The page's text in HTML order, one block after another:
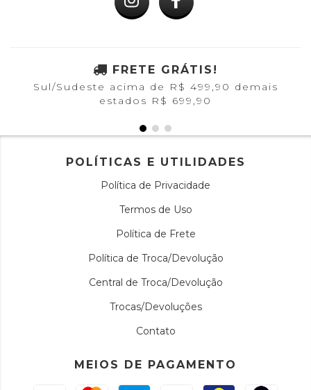
FRETE GRÁTIS!
Sul/Sudeste acima de R$ 499,90 demais
estados R$ 699,90
POLÍTICAS E UTILIDADES
Política de Privacidade
Termos de Uso
Política de Frete
Política de Troca/Devolução
Central de Troca/Devolução
Trocas/Devoluções
Contato
MEIOS DE PAGAMENTO